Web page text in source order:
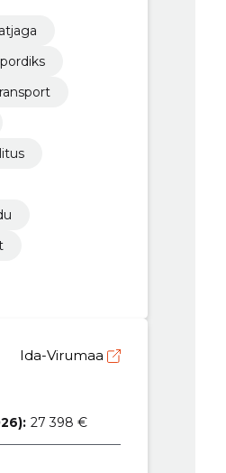
Ida-Virumaa
27 398 €